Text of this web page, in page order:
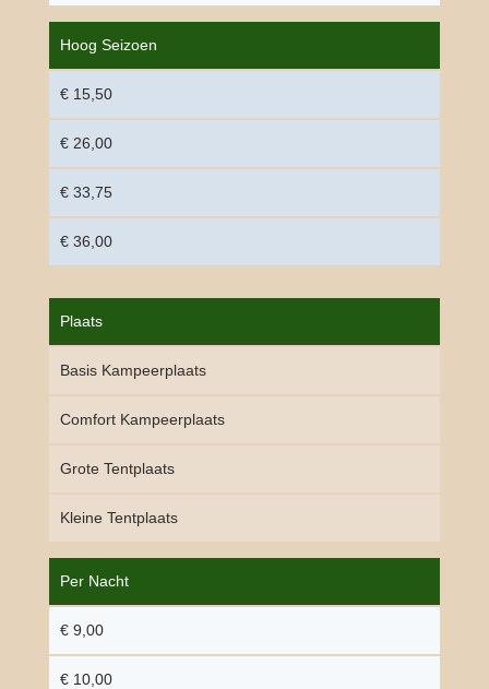
Hoog Seizoen
€ 15,50
€ 26,00
€ 33,75
€ 36,00
Plaats
Basis Kampeerplaats
Comfort Kampeerplaats
Grote Tentplaats
Kleine Tentplaats
Per Nacht
€ 9,00
€ 10,00